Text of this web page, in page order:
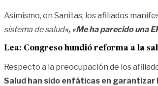
Asimismo, en Sanitas, los afiliados
sistema de salud«, «Me ha parecido una
Lea: Congreso hundió reforma a la
Respecto a la preocupación de los
Salud han sido enfáticas en